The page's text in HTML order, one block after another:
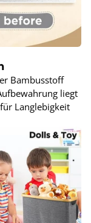
Bambusstoff
liegt
Langlebigkeit